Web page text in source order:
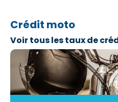
Crédit moto
Voir tous lestaux de